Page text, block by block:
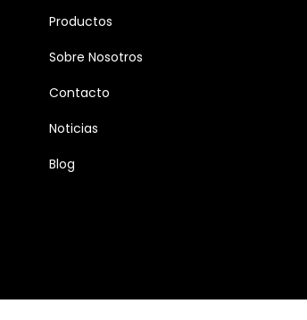
Productos
Sobre Nosotros
Contacto
Noticias
Blog